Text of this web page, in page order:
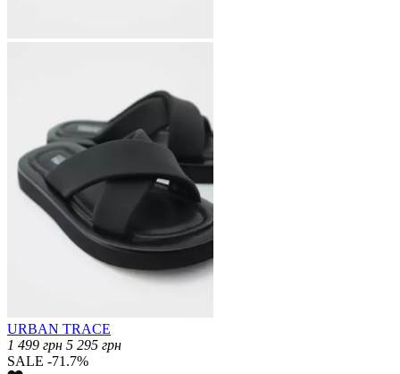
URBAN TRACE
1 499 грн 5 295 грн
SALE -71.7%